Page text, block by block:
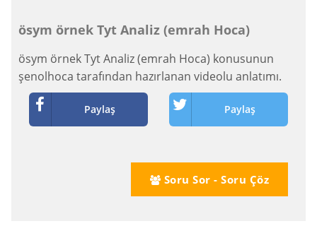
ösym örnek Tyt Analiz (emrah Hoca)
ösym örnek Tyt Analiz (emrah Hoca) konusunun
şenolhoca tarafından hazırlanan videolu anlatımı.
Paylaş Paylaş
Soru Sor - Soru Çöz